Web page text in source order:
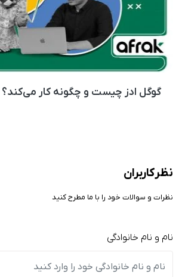
گوگل ادز چیست و چگونه کار می‌کند؟
نظر کاربران
نظرات و سوالات خود را با ما مطرح کنید
نام و نام خانوادگی